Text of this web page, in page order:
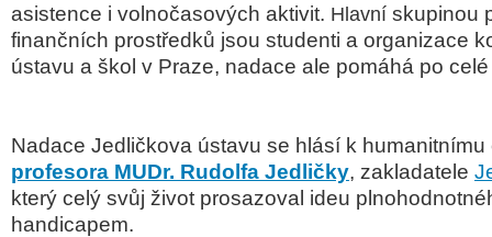
asistence i volnočasových aktivit. Hlavní skupinou
finančních prostředků jsou studenti a organizace
ústavu a škol v Praze, nadace ale pomáhá po
Nadace Jedličkova ústavu se hlásí k humanitnímu
profesora MUDr. Rudolfa Jedličky, zakladatele
který celý svůj život prosazoval ideu
handicapem.